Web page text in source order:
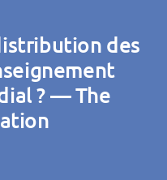
des
? — The